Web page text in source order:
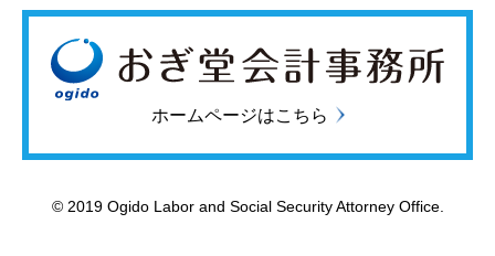
ホームページはこちら
© 2019Ogido Labor and Social Security Attorney Office.